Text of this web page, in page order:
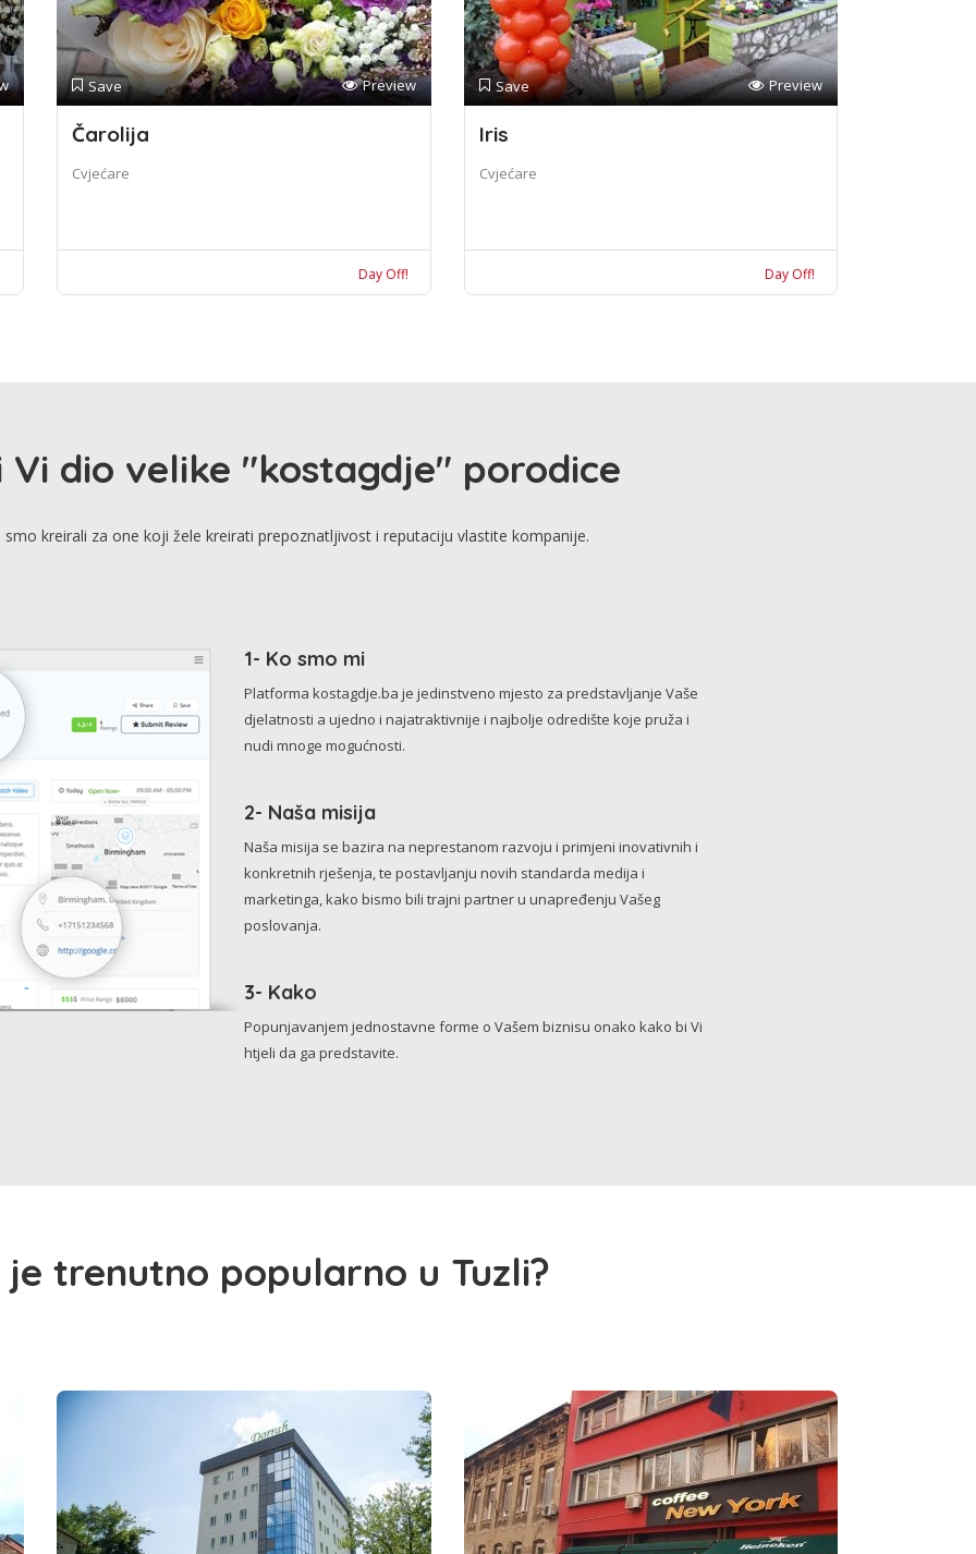
Save Preview
Čarolija
Cvjećare
Day Off!
Save Preview
Iris
Cvjećare
Day Off!
Vi dio velike "kostagdje" porodice
kreirali za one koji žele kreirati prepoznatljivost i reputaciju vlastite kompanije.
1- Ko smo mi
Platforma kostagdje.ba je jedinstveno mjesto za predstavljanje Vaše
djelatnosti a ujedno i najatraktivnije i najbolje odredište koje pruža i
nudi mnoge mogućnosti.
2- Naša misija
Naša misija se bazira na neprestanom razvoju i primjeni inovativnih i
konkretnih rješenja, te postavljanju novih standarda medija i
marketinga, kako bismo bili trajni partner u unapređenju Vašeg
poslovanja.
3- Kako
Popunjavanjem jednostavne forme o Vašem biznisu onako kako bi Vi
htjeli da ga predstavite.
je trenutno popularno u Tuzli?